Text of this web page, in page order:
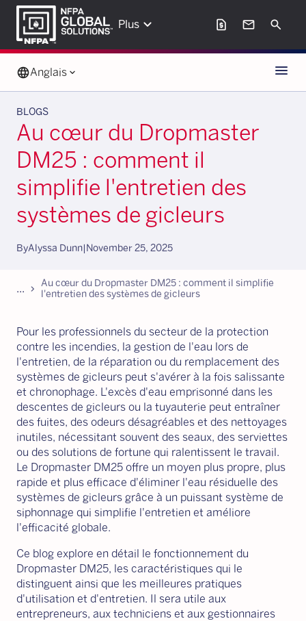
Pluskeyboard_arrow_down request_page mail Search
languageAnglais keyboard_arrow_down Menu
BLOGS
Au cœur du Dropmaster
DM25 : comment il
simplifie l'entretien des
systèmes de gicleurs
ByAlyssa Dunn|November 25, 2025
... chevron_forward Au cœur du Dropmaster DM25 : comment il simplifie
l'entretien des systèmes de gicleurs
Pour les professionnels du secteur de la protection
contre les incendies, la gestion de l'eau lors de
l'entretien, de la réparation ou du remplacement des
systèmes de gicleurs peut s'avérer à la fois salissante
et chronophage. L'excès d'eau emprisonné dans les
descentes de gicleurs ou la tuyauterie peut entraîner
des fuites, des odeurs désagréables et des nettoyages
inutiles, nécessitant souvent des seaux, des serviettes
ou des solutions de fortune qui ralentissent le travail.
Le Dropmaster DM25 offre un moyen plus propre, plus
rapide et plus efficace d'éliminer l'eau résiduelle des
systèmes de gicleurs grâce à un puissant système de
siphonnage qui simplifie l'entretien et améliore
l'efficacité globale.
Ce blog explore en détail le fonctionnement du
Dropmaster DM25, les caractéristiques qui le
distinguent ainsi que les meilleures pratiques
d'utilisation et d'entretien. Il sera utile aux
entrepreneurs, aux techniciens et aux gestionnaires